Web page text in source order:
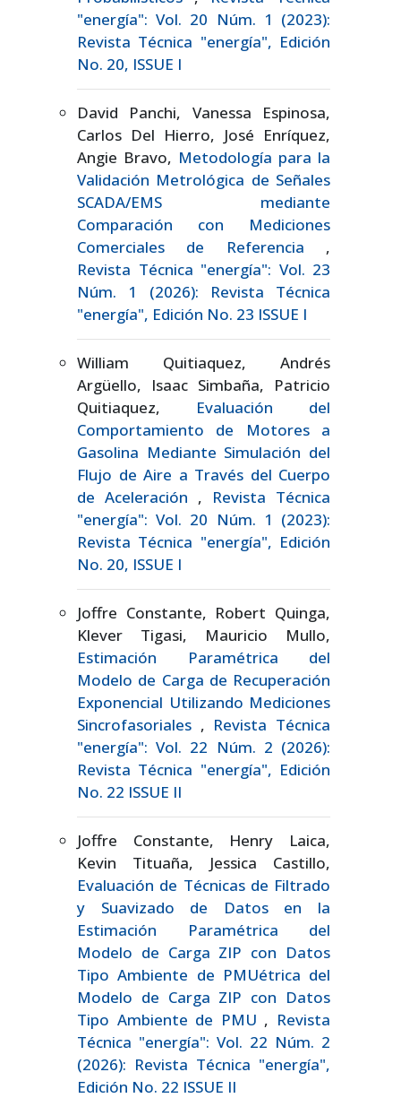
"energía": Vol. 20 Núm. 1 (2023):
Revista Técnica "energía", Edición
No. 20, ISSUE I
David Panchi, Vanessa Espinosa,
Carlos Del Hierro, José Enríquez,
Angie Bravo, Metodología para la
Validación Metrológica de Señales
SCADA/EMS mediante
Comparación con Mediciones
Comerciales de Referencia ,
Revista Técnica "energía": Vol. 23
Núm. 1 (2026): Revista Técnica
"energía", Edición No. 23 ISSUE I
William Quitiaquez, Andrés
Argüello, Isaac Simbaña, Patricio
Quitiaquez, Evaluación del
Comportamiento de Motores a
Gasolina Mediante Simulación del
Flujo de Aire a Través del Cuerpo
de Aceleración , Revista Técnica
"energía": Vol. 20 Núm. 1 (2023):
Revista Técnica "energía", Edición
No. 20, ISSUE I
Joffre Constante, Robert Quinga,
Klever Tigasi, Mauricio Mullo,
Estimación Paramétrica del
Modelo de Carga de Recuperación
Exponencial Utilizando Mediciones
Sincrofasoriales , Revista Técnica
"energía": Vol. 22 Núm. 2 (2026):
Revista Técnica "energía", Edición
No. 22 ISSUE II
Joffre Constante, Henry Laica,
Kevin Tituaña, Jessica Castillo,
Evaluación de Técnicas de Filtrado
y Suavizado de Datos en la
Estimación Paramétrica del
Modelo de Carga ZIP con Datos
Tipo Ambiente de PMUétrica del
Modelo de Carga ZIP con Datos
Tipo Ambiente de PMU , Revista
Técnica "energía": Vol. 22 Núm. 2
(2026): Revista Técnica "energía",
Edición No. 22 ISSUE II